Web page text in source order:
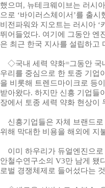
했으며, 뉴테크웨이브는 러시
으로 ‘바이러스체이서’를 출
비전파워와 지오트는 러시아 ‘
뛰어들었다. 여기에 그동안 엔
은 최근 한국 지사를 설립하고
◇국내 세력 약화=그동안 국
우리를 중심으로 한 토종 기업
을 비롯해 트렌드마이크로 등
받아왔다. 하지만 신흥 기업들
장에서 토종 세력 약화 현상이
신흥기업들은 자체 브랜드로
위해 막대한 비용을 해외에 지
이미 하우리가 듀얼엔진으로
안철수연구소의 V3만 남게 됐
로벌 경쟁체제로 들어섰다는